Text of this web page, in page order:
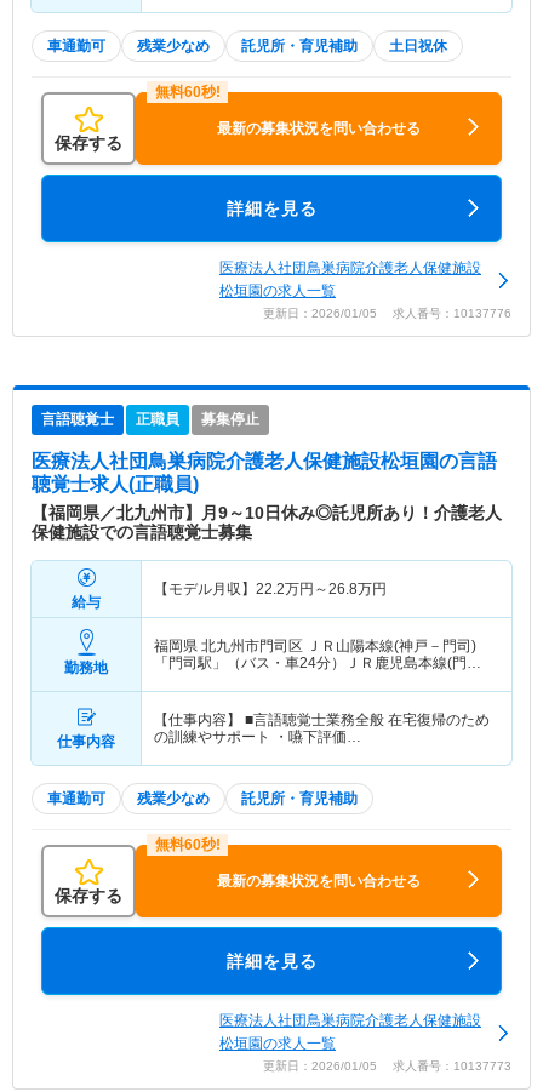
車通勤可 残業少なめ 託児所・育児補助 土日祝休
保存する
最新の募集状況を問い合わせる
詳細を見る
医療法人社団鳥巣病院介護老人保健施設
松垣園の求人一覧
更新日：2026/01/05 求人番号：10137776
言語聴覚士 正職員 募集停止
医療法人社団鳥巣病院介護老人保健施設松垣園の言語
聴覚士求人(正職員)
【福岡県／北九州市】月9～10日休み◎託児所あり！介護老人
保健施設での言語聴覚士募集
給与
【モデル月収】 22.2万円～26.8万円
勤務地
福岡県 北九州市門司区 ＪＲ山陽本線(神戸－門司)
「門司駅」（バス・車24分）ＪＲ鹿児島本線(門司
仕事内容
【仕事内容】 ■言語聴覚士業務全般 在宅復帰のため
の訓練やサポート ・嚥下評価…
車通勤可 残業少なめ 託児所・育児補助
保存する
最新の募集状況を問い合わせる
詳細を見る
医療法人社団鳥巣病院介護老人保健施設
松垣園の求人一覧
更新日：2026/01/05 求人番号：10137773